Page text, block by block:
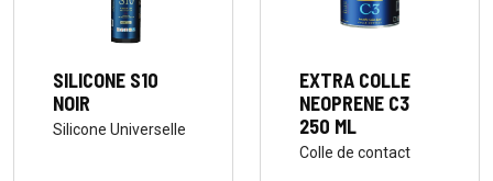
SILICONE S10
NOIR
Silicone Universelle
EXTRA COLLE
NEOPRENE C3
250 ML
Colle de contact